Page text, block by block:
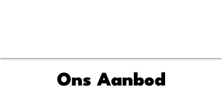
Ons Aanbod